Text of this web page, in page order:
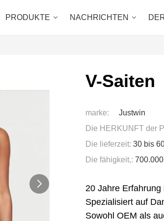
PRODUKTE NACHRICHTEN
V-Saiten
marke:
Justwin
Die HERKUNFT der
Die lieferzeit: 30 bis
Die fähigkeit,:
20 Jahre
Spezialisiert auf
Sowohl OEM als